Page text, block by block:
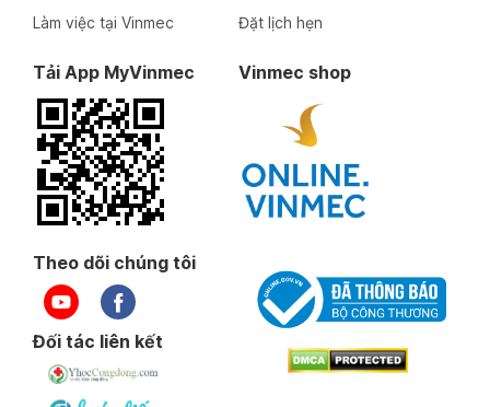
Làm việc tại Vinmec
Đặt lịch hẹn
Tải App MyVinmec Vinmec shop
Theo dõi chúng tôi
Đối tác liên kết